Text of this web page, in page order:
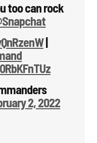
too can rock
|
2, 2022